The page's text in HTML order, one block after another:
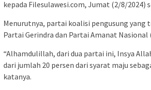
kepada Filesulawesi.com, Jumat (2/8/2024)
Menurutnya, partai koalisi pengusung yang
Partai Gerindra dan Partai Amanat Nasional
“Alhamdulillah, dari dua partai ini, Insya
dari jumlah 20 persen dari syarat maju
katanya.